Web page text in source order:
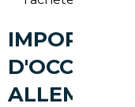
IMPORT DE